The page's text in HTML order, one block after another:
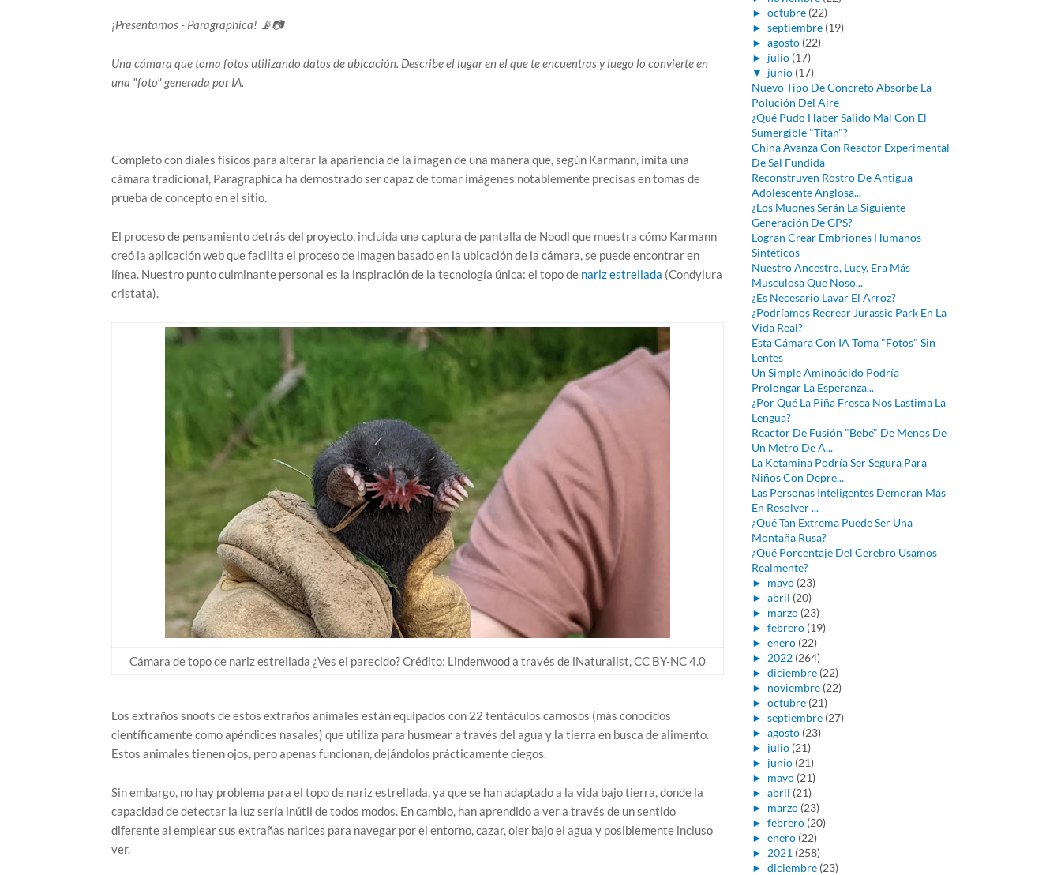
¡Presentamos - Paragraphica! 📡📷
Una cámara que toma fotos utilizando datos de ubicación. Describe el lugar en el que te encuentras y luego lo convierte en
una "foto" generada por IA.
Completo con diales físicos para alterar la apariencia de la imagen de una manera que, según Karmann, imita una
cámara tradicional, Paragraphica ha demostrado ser capaz de tomar imágenes notablemente precisas en tomas de
prueba de concepto en el sitio.
El proceso de pensamiento detrás del proyecto, incluida una captura de pantalla de Noodl que muestra cómo Karmann
creó la aplicación web que facilita el proceso de imagen basado en la ubicación de la cámara, se puede encontrar en
línea. Nuestro punto culminante personal es la inspiración de la tecnología única: el topo de nariz estrellada (Condylura
cristata).
Cámara de topo de nariz estrellada ¿Ves el parecido? Crédito: Lindenwood a través de iNaturalist, CC BY-NC 4.0
Los extraños snoots de estos extraños animales están equipados con 22 tentáculos carnosos (más conocidos
científicamente como apéndices nasales) que utiliza para husmear a través del agua y la tierra en busca de alimento.
Estos animales tienen ojos, pero apenas funcionan, dejándolos prácticamente ciegos.
Sin embargo, no hay problema para el topo de nariz estrellada, ya que se han adaptado a la vida bajo tierra, donde la
capacidad de detectar la luz sería inútil de todos modos. En cambio, han aprendido a ver a través de un sentido
diferente al emplear sus extrañas narices para navegar por el entorno, cazar, oler bajo el agua y posiblemente incluso
ver.
► octubre (22)
► septiembre (19)
► agosto (22)
► julio (17)
▼ junio (17)
Nuevo Tipo De Concreto Absorbe La
Polución Del Aire
¿Qué Pudo Haber Salido Mal Con El
Sumergible "Titan"?
China Avanza Con Reactor Experimental
De Sal Fundida
Reconstruyen Rostro De Antigua
Adolescente Anglosa...
¿Los Muones Serán La Siguiente
Generación De GPS?
Logran Crear Embriones Humanos
Sintéticos
Nuestro Ancestro, Lucy, Era Más
Musculosa Que Noso...
¿Es Necesario Lavar El Arroz?
¿Podríamos Recrear Jurassic Park En La
Vida Real?
Esta Cámara Con IA Toma "Fotos" Sin
Lentes
Un Simple Aminoácido Podría
Prolongar La Esperanza...
¿Por Qué La Piña Fresca Nos Lastima La
Lengua?
Reactor De Fusión "Bebé" De Menos De
Un Metro De A...
La Ketamina Podría Ser Segura Para
Niños Con Depre...
Las Personas Inteligentes Demoran Más
En Resolver ...
¿Qué Tan Extrema Puede Ser Una
Montaña Rusa?
¿Qué Porcentaje Del Cerebro Usamos
Realmente?
► mayo (23)
► abril (20)
► marzo (23)
► febrero (19)
► enero (22)
► 2022 (264)
► diciembre (22)
► noviembre (22)
► octubre (21)
► septiembre (27)
► agosto (23)
► julio (21)
► junio (21)
► mayo (21)
► abril (21)
► marzo (23)
► febrero (20)
► enero (22)
► 2021 (258)
► diciembre (23)